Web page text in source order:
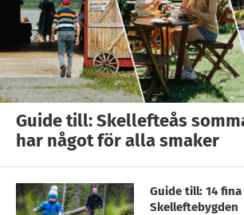
Guide till: Skellefteås
har något för alla smaker
Guide till: 14
Skelleftebygden